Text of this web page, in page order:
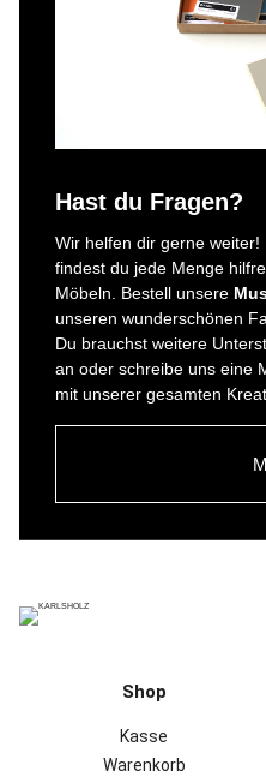
Hast du Fragen?
Wir helfen dir gerne weiter!
findest du jede Menge
Möbeln. Bestell unsere
unseren wunderschönen
Du brauchst weitere
an oder schreibe uns eine
mit unserer gesamten
Shop
Kasse
Warenkorb